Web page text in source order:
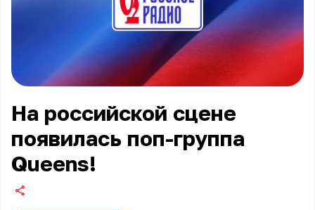
На российской сцене
появилась поп-группа
Queens!